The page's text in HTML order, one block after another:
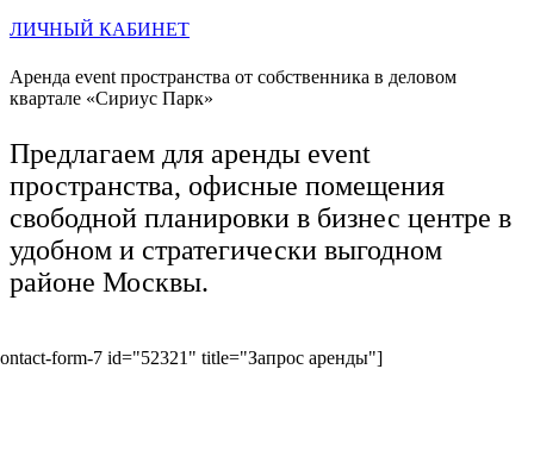
ЛИЧНЫЙ КАБИНЕТ
Аренда event пространства от собственника в деловом
квартале «Сириус Парк»
Предлагаем для аренды event
пространства, офисные помещения
свободной планировки в бизнес центре в
удобном и стратегически выгодном
районе Москвы.
form-7 id="52321" title="Запрос аренды"]